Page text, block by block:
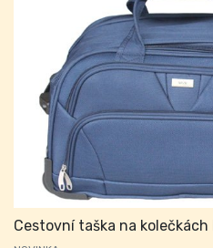
Cestovní taška na kolečkách